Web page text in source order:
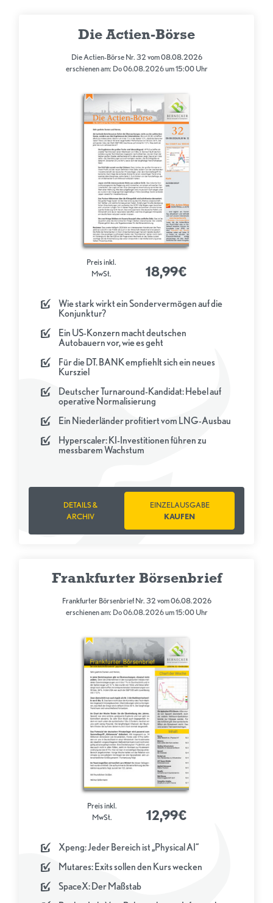
Die Actien-Börse
Die Actien-Börse Nr. 32 vom 08.08.2026
erschienen am: Do 06.08.2026 um 15:00 Uhr
Wie stark wirkt ein Sondervermögen auf die
Konjunktur?
Ein US-Konzern macht deutschen
Autobauern vor, wie es geht
Für die DT. BANK empfiehlt sich ein neues
Kursziel
Deutscher Turnaround-Kandidat: Hebel auf
operative Normalisierung
Ein Niederländer profitiert vom LNG-Ausbau
Hyperscaler: KI-Investitionen führen zu
messbarem Wachstum
Preis inkl.
MwSt.
18,99€
DETAILS &
ARCHIV
EINZELAUSGABE
KAUFEN
Frankfurter Börsenbrief
Frankfurter Börsenbrief Nr. 32 vom 06.08.2026
erschienen am: Do 06.08.2026 um 15:00 Uhr
Xpeng: Jeder Bereich ist „Physical AI“
Mutares: Exits sollen den Kurs wecken
SpaceX: Der Maßstab
Preis inkl.
MwSt.
12,99€